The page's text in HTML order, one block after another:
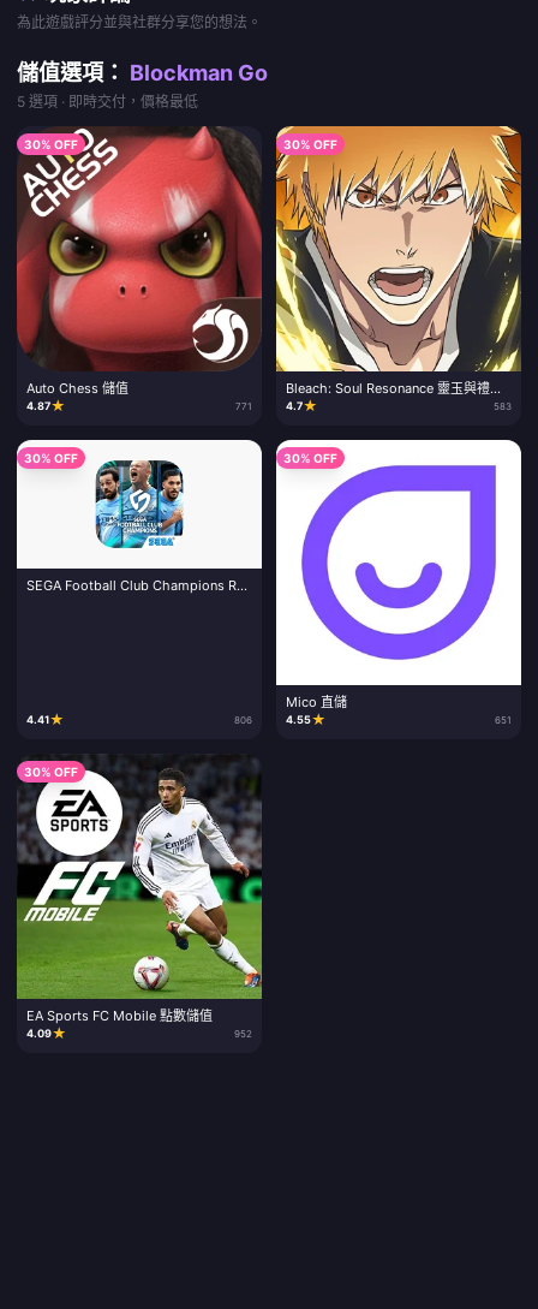
為此遊戲評分並與社群分享您的想法。
儲值選項： Blockman Go
5 選項 · 即時交付，價格最低
30% OFF
Auto Chess 儲值
4.87★ 771
30% OFF
Bleach: Soul Resonance 靈玉與禮包
儲值
4.7★ 583
30% OFF
SEGA Football Club Champions RB
4.41★ 806
30% OFF
Mico 直儲
4.55★ 651
30% OFF
EA Sports FC Mobile 點數儲值
4.09★ 952